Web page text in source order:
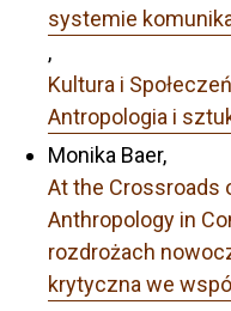
systemie
,
Kultura i
Antropologia i
Monika Baer,
At the Crossroads
Anthropology in
rozdrożach
krytyczna we